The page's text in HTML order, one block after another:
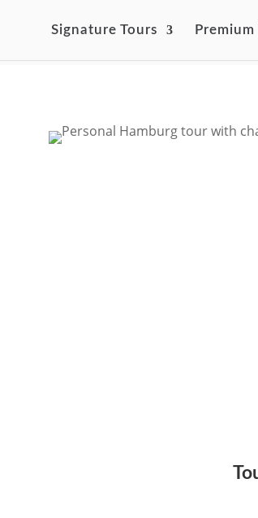
Signature Tours Premium